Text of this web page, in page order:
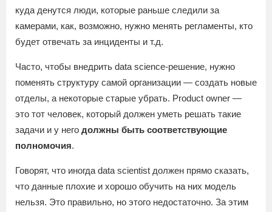
куда денутся люди, которые раньше следили за
камерами, как, возможно, нужно менять регламенты, кто
будет отвечать за инциденты и т.д.
Часто, чтобы внедрить data science-решение, нужно
поменять структуру самой организации — создать новые
отделы, а некоторые старые убрать. Product owner —
это тот человек, который должен уметь решать такие
задачи и у него должны быть соответствующие
полномочия.
Говорят, что иногда data scientist должен прямо сказать,
что данные плохие и хорошо обучить на них модель
нельзя. Это правильно, но этого недостаточно. За этим